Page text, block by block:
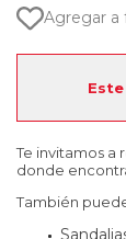
Agregar a
Te invitamos a
donde
También